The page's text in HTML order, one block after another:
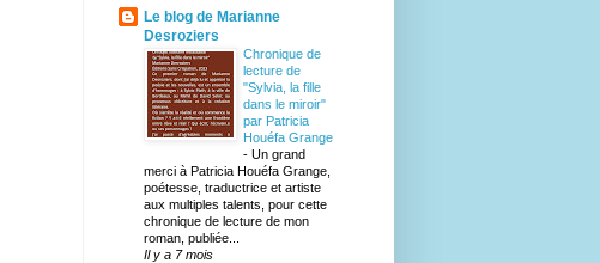
Le blog de Marianne
Desroziers
Chronique de
lecture de
"Sylvia, la fille
dans le miroir"
par Patricia
Houéfa Grange
- Un grand
merci à Patricia Houéfa Grange,
poétesse, traductrice et artiste
aux multiples talents, pour cette
chronique de lecture de mon
roman, publiée...
Il y a 7 mois